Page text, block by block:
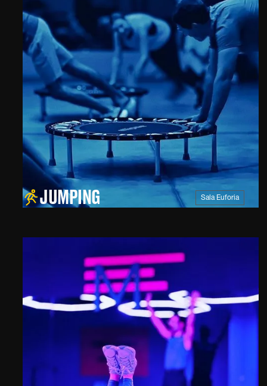
JUMPING Sala Euforia